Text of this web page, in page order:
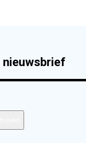
nieuwsbrief